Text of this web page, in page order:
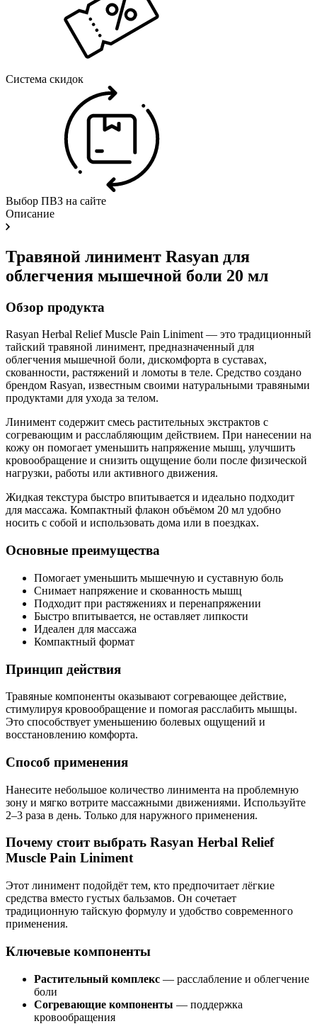
Система скидок
Выбор ПВЗ на сайте
Описание
Травяной линимент Rasyan для
облегчения мышечной боли 20 мл
Обзор продукта
Rasyan Herbal Relief Muscle Pain Liniment — это традиционный
тайский травяной линимент, предназначенный для
облегчения мышечной боли, дискомфорта в суставах,
скованности, растяжений и ломоты в теле. Средство создано
брендом Rasyan, известным своими натуральными травяными
продуктами для ухода за телом.
Линимент содержит смесь растительных экстрактов с
согревающим и расслабляющим действием. При нанесении на
кожу он помогает уменьшить напряжение мышц, улучшить
кровообращение и снизить ощущение боли после физической
нагрузки, работы или активного движения.
Жидкая текстура быстро впитывается и идеально подходит
для массажа. Компактный флакон объёмом 20 мл удобно
носить с собой и использовать дома или в поездках.
Основные преимущества
Помогает уменьшить мышечную и суставную боль
Снимает напряжение и скованность мышц
Подходит при растяжениях и перенапряжении
Быстро впитывается, не оставляет липкости
Идеален для массажа
Компактный формат
Принцип действия
Травяные компоненты оказывают согревающее действие,
стимулируя кровообращение и помогая расслабить мышцы.
Это способствует уменьшению болевых ощущений и
восстановлению комфорта.
Способ применения
Нанесите небольшое количество линимента на проблемную
зону и мягко вотрите массажными движениями. Используйте
2–3 раза в день. Только для наружного применения.
Почему стоит выбрать Rasyan Herbal Relief
Muscle Pain Liniment
Этот линимент подойдёт тем, кто предпочитает лёгкие
средства вместо густых бальзамов. Он сочетает
традиционную тайскую формулу и удобство современного
применения.
Ключевые компоненты
Растительный комплекс — расслабление и облегчение
боли
Согревающие компоненты — поддержка
кровообращения